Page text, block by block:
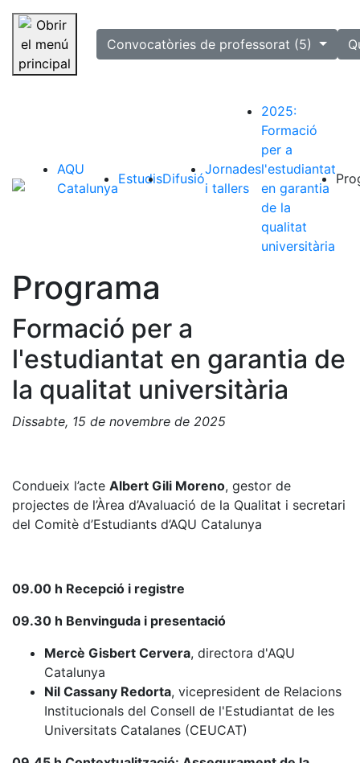
Saltar la navegació
selectedConvocatòries de professorat (5)
AQU
Catalunya
EstudisDifusió
Jornades
i tallers
2025:
Formació
per a
l'estudiantat
en garantia
de la
qualitat
universitària
Programa
Formació per a
l'estudiantat en garantia de
la qualitat universitària
Dissabte, 15 de novembre de 2025
Condueix l’acte Albert Gili Moreno, gestor de
projectes de l’Àrea d’Avaluació de la Qualitat i secretari
del Comitè d’Estudiants d’AQU Catalunya
09.00 h Recepció i registre
09.30 h Benvinguda i presentació
Mercè Gisbert Cervera, directora d'AQU
Catalunya
Nil Cassany Redorta, vicepresident de Relacions
Institucionals del Consell de l'Estudiantat de les
Universitats Catalanes (CEUCAT)